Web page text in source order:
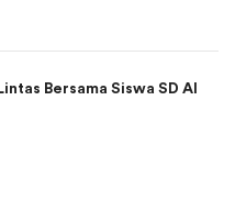
Bersama Siswa SD Al